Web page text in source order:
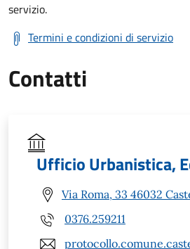
servizio.
Termini e condizioni di servizio
Contatti
Ufficio Urbanistica,
Via Roma, 33 46032
0376.259211